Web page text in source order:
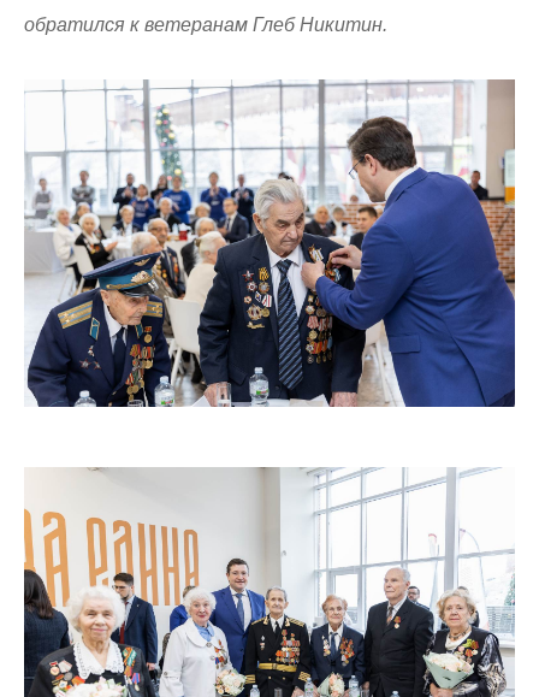
обратился к ветеранам Глеб Никитин.